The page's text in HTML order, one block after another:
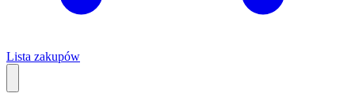
Lista zakupów